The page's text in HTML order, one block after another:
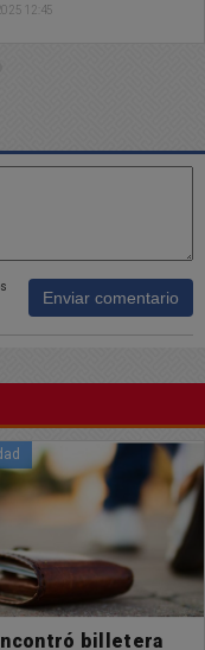
Enviar comentario
Chacabuco
comienzo de